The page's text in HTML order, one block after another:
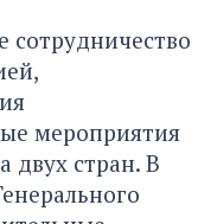
сотрудничество
мероприятия
двух стран. В